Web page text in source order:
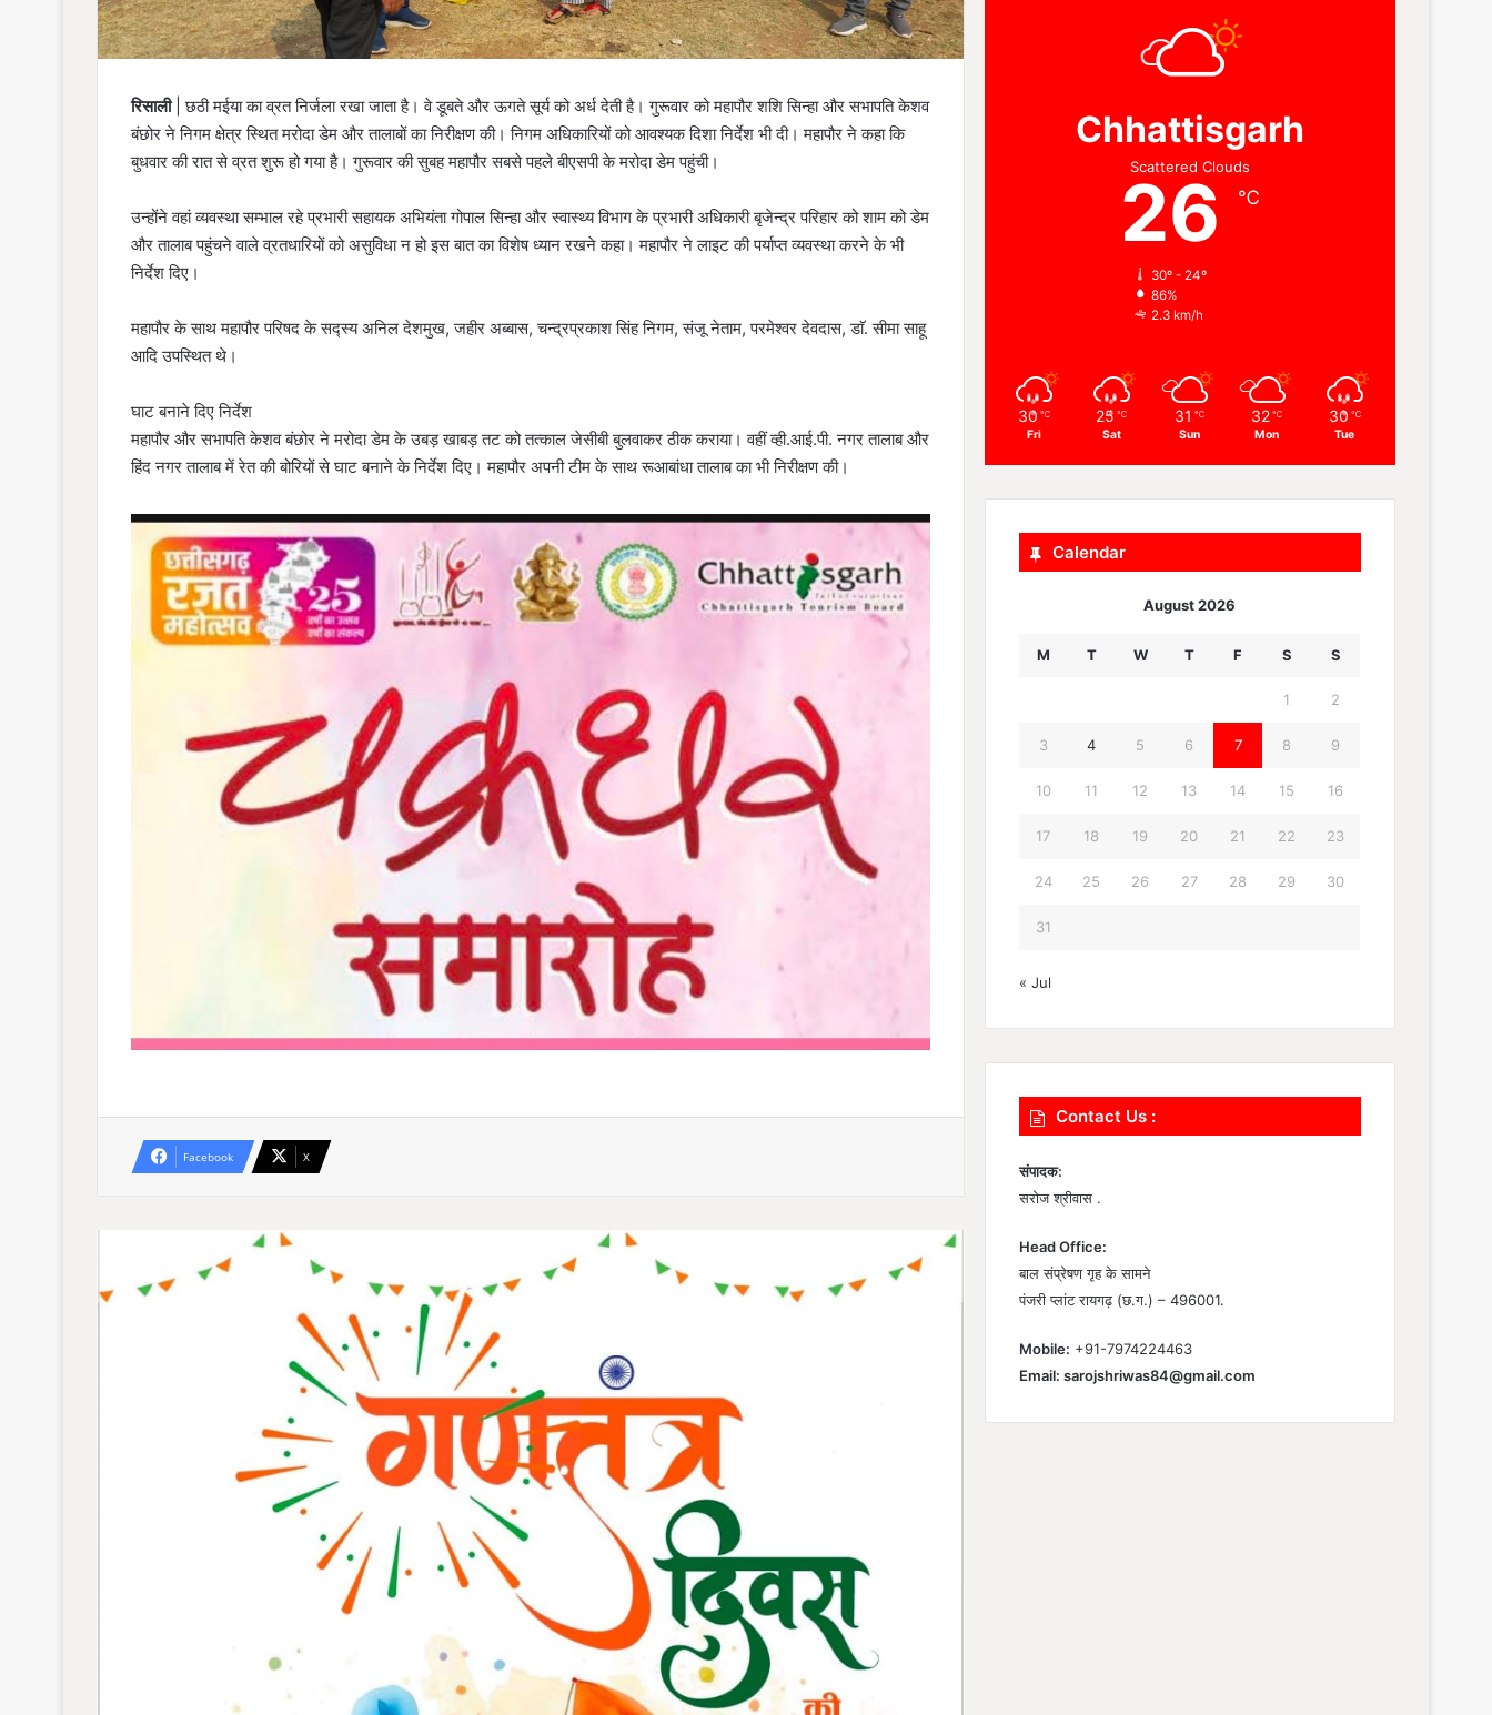
रिसाली| छठी मईया का व्रत निर्जला रखा जाता है। वे डूबते और ऊगते सूर्य को अर्ध देती है। गुरूवार को महापौर शशि सिन्हा और सभापति केशव
बंछोर ने निगम क्षेत्र स्थित मरोदा डेम और तालाबों का निरीक्षण की। निगम अधिकारियों को आवश्यक दिशा निर्देश भी दी। महापौर ने कहा कि
बुधवार की रात से व्रत शुरू हो गया है। गुरूवार की सुबह महापौर सबसे पहले बीएसपी के मरोदा डेम पहुंची।
उन्होंने वहां व्यवस्था सम्भाल रहे प्रभारी सहायक अभियंता गोपाल सिन्हा और स्वास्थ्य विभाग के प्रभारी अधिकारी बृजेन्द्र परिहार को शाम को डेम
और तालाब पहुंचने वाले व्रतधारियों को असुविधा न हो इस बात का विशेष ध्यान रखने कहा। महापौर ने लाइट की पर्याप्त व्यवस्था करने के भी
निर्देश दिए।
महापौर के साथ महापौर परिषद के सद्स्य अनिल देशमुख, जहीर अब्बास, चन्द्रप्रकाश सिंह निगम, संजू नेताम, परमेश्वर देवदास, डाॅ. सीमा साहू
आदि उपस्थित थे।
घाट बनाने दिए निर्देश
महापौर और सभापति केशव बंछोर ने मरोदा डेम के उबड़ खाबड़ तट को तत्काल जेसीबी बुलवाकर ठीक कराया। वहीं व्ही.आई.पी. नगर तालाब और
हिंद नगर तालाब में रेत की बोरियों से घाट बनाने के निर्देश दिए। महापौर अपनी टीम के साथ रूआबांधा तालाब का भी निरीक्षण की।
Facebook X
Chhattisgarh
Scattered Clouds
26 ℃
30º - 24º
86%
2.3 km/h
30 ℃
Fri
25 ℃
Sat
31 ℃
Sun
32 ℃
Mon
30 ℃
Tue
Calendar
August 2026
M T W T F S S
1 2
3 4 5 6 7 8 9
10 11 12 13 14 15 16
17 18 19 20 21 22 23
24 25 26 27 28 29 30
31
« Jul
Contact Us :
संपादक:
सरोज श्रीवास .
Head Office:
बाल संप्रेषण गृह के सामने
पंजरी प्लांट रायगढ़ (छ.ग.) – 496001.
Mobile: +91-7974224463
Email:sarojshriwas84@gmail.com